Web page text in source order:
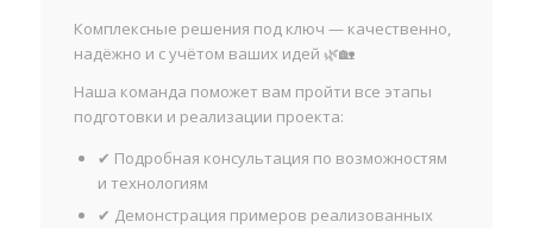
Комплексные решения под ключ — качественно,
надёжно и с учётом ваших идей 🌿🏡
Наша команда поможет вам пройти все этапы
подготовки и реализации проекта:
✔ Подробная консультация по возможностям
и технологиям
✔ Демонстрация примеров реализованных